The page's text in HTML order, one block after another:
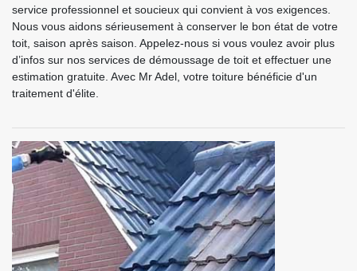
service professionnel et soucieux qui convient à vos exigences.
Nous vous aidons sérieusement à conserver le bon état de votre
toit, saison après saison. Appelez-nous si vous voulez avoir plus
d’infos sur nos services de démoussage de toit et effectuer une
estimation gratuite. Avec Mr Adel, votre toiture bénéficie d'un
traitement d'élite.